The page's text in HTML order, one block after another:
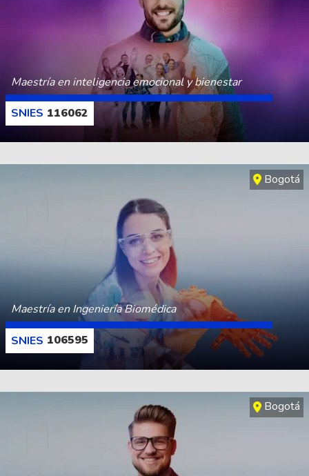
Maestría en inteligencia emocional y bienestar
116062
CONOCE MÁS
Bogotá
Maestría en Ingeniería Biomédica
106595
CONOCE MÁS
Bogotá